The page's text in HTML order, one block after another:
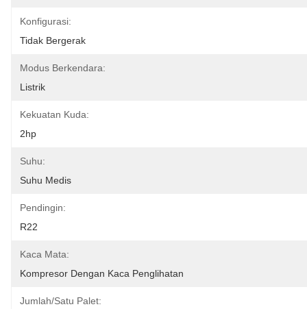
Konfigurasi:
Tidak Bergerak
Modus Berkendara:
Listrik
Kekuatan Kuda:
2hp
Suhu:
Suhu Medis
Pendingin:
R22
Kaca Mata:
Kompresor Dengan Kaca Penglihatan
Jumlah/satu Palet: